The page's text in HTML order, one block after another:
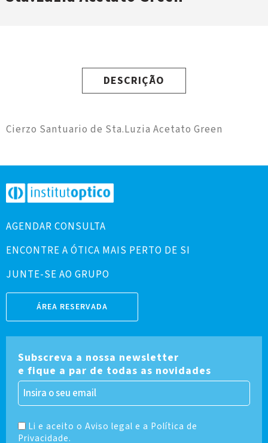
DESCRIÇÃO
Cierzo Santuario de Sta.Luzia Acetato Green
AGENDAR CONSULTA
ENCONTRE A ÓTICA MAIS PERTO DE SI
JUNTE-SE AO GRUPO
ÁREA RESERVADA
Subscreva a nossa newsletter
e fique a par de todas as novidades
Li e aceito o Aviso legal e a Política de
Privacidade.